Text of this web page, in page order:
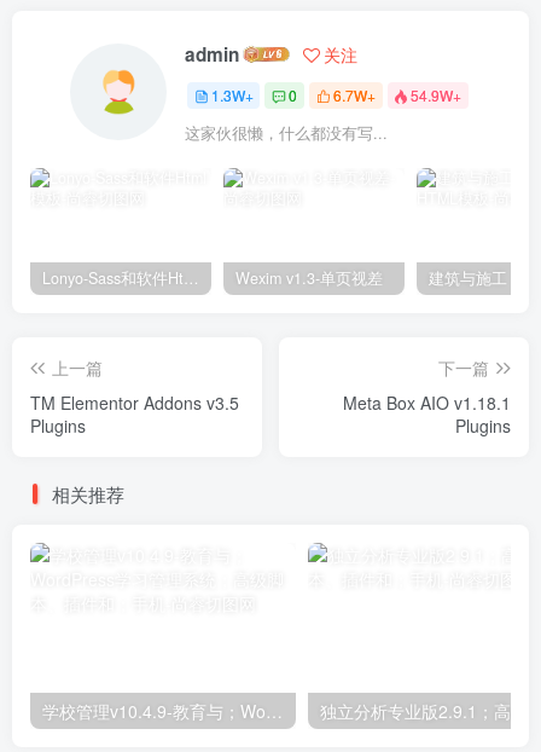
admin 关注
1.3W+ 0 6.7W+ 54.9W+
这家伙很懒，什么都没有写...
Lonyo-Sass和软件Html模板 Wexim v1.3-单页视差
上一篇
TM Elementor Addons v3.5
Plugins
下一篇
Meta Box AIO v1.18.1
Plugins
相关推荐
学校管理v10.4.9-教育与；WordPress学习管理系统；高级脚本、插件和；手机